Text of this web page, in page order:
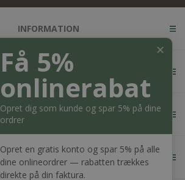
INFORMATION
KUNDESERVICE
MIN KONTO
KONTAKT OS
✕
Få 5%
onlinerabat
Opret dig som kunde og spar 5% på dine
ordrer
Opret en gratis konto og spar 5% på alle
dine onlineordrer — rabatten trækkes
direkte på din faktura.